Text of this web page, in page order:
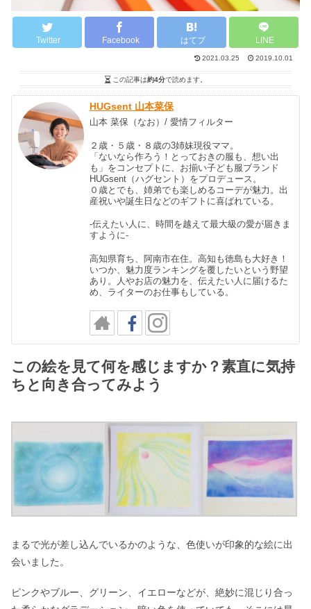
Twitter Facebook はてブ LINE
2021.03.25 2019.10.01
この記事は約4分で読めます。
HUGsent 山本菜保
山本 菜保（なお）/ 愛情フィルター
２歳・５歳・８歳の3姉妹現役ママ。
「ないなら作ろう！とっておきの服も、想い出
も」をコンセプトに、お揃い子ども服ブランド
HUGsent（ハグセント）をプロデュース。
０歳とでも、姉弟でも楽しめるコーデが魅力。出
産祝いや誕生日などのギフトに喜ばれている。
-伝えたい人に、時間を越えて最大級の愛が届きま
すように-
高知県育ち、阿南市在住。高知も徳島も大好き！
いつか、魅力度ランキングを覆したいという野望
あり。人やお店の魅力を、伝えたい人に届けるた
め、ライターのお仕事もしている。
この絵を見て何を感じますか？素直に気持
ちと向き合ってみよう
まるで光が差し込んでいるかのような、色使いが印象的な絵に出
会いました。
ピンクやブルー、グリーン、イエローなどが、絶妙に混じり合っ